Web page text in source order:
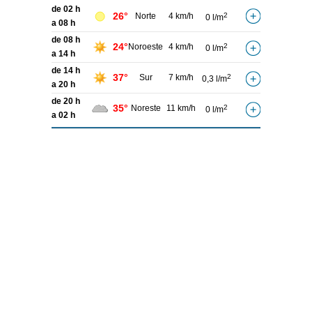
de 02 h
a 08 h
26° Norte 4 km/h 0 l/m2
de 08 h
a 14 h
24° Noroeste 4 km/h 0 l/m2
de 14 h
a 20 h
37° Sur 7 km/h 0,3 l/m2
de 20 h
a 02 h
35° Noreste 11 km/h 0 l/m2